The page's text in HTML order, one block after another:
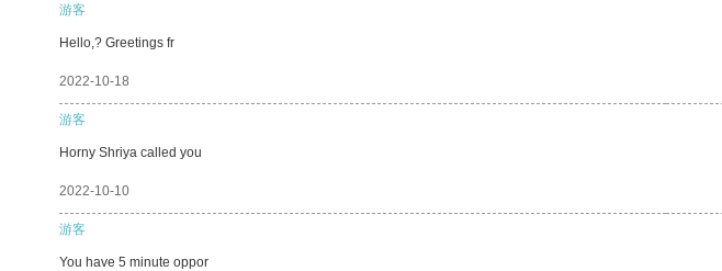
游客
Hello,? Greetings fr
2022-10-18
游客
Horny Shriya called you
2022-10-10
游客
You have 5 minute oppor